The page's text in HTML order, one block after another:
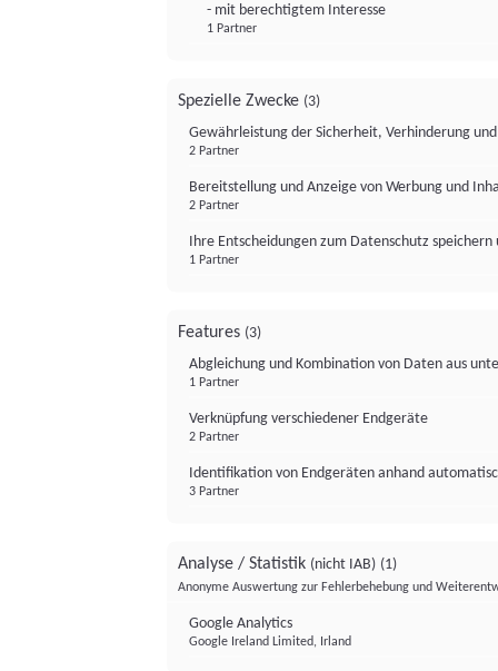
- mit berechtigtem Interesse
1 Partner
Spezielle Zwecke (3)
Gewährleistung der Sicherheit, Verhinderung
2 Partner
Bereitstellung und Anzeige von Werbung und
2 Partner
Ihre Entscheidungen zum Datenschutz
1 Partner
Features (3)
Abgleichung und Kombination von Daten aus
1 Partner
Verknüpfung verschiedener Endgeräte
2 Partner
Identifikation von Endgeräten anhand
3 Partner
Analyse / Statistik (nicht IAB) (1)
Anonyme Auswertung zur Fehlerbehebung und
Google Analytics
Google Ireland Limited, Irland